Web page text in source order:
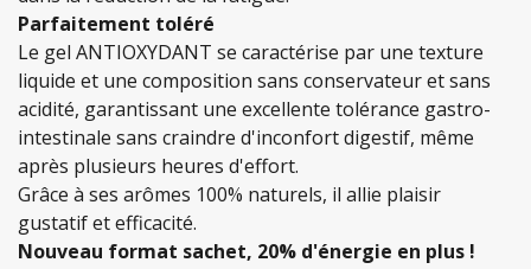
Parfaitement toléré
Le gel ANTIOXYDANT se caractérise par une texture
liquide et une composition sans conservateur et sans
acidité, garantissant une excellente tolérance gastro-
intestinale sans craindre d'inconfort digestif, même
après plusieurs heures d'effort.
Grâce à ses arômes 100% naturels, il allie plaisir
gustatif et efficacité.
Nouveau format sachet, 20% d'énergie en plus !